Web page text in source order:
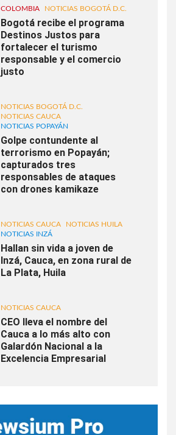
COLOMBIA NOTICIAS BOGOTÁ D.C.
Bogotá recibe el programa
Destinos Justos para
fortalecer el turismo
responsable y el comercio
justo
NOTICIAS BOGOTÁ D.C.
NOTICIAS CAUCA
NOTICIAS POPAYÁN
Golpe contundente al
terrorismo en Popayán;
capturados tres
responsables de ataques
con drones kamikaze
NOTICIAS CAUCA
NOTICIAS HUILA
NOTICIAS INZÁ
Hallan sin vida a joven de
Inzá, Cauca, en zona rural de
La Plata, Huila
NOTICIAS CAUCA
CEO lleva el nombre del
Cauca a lo más alto con
Galardón Nacional a la
Excelencia Empresarial